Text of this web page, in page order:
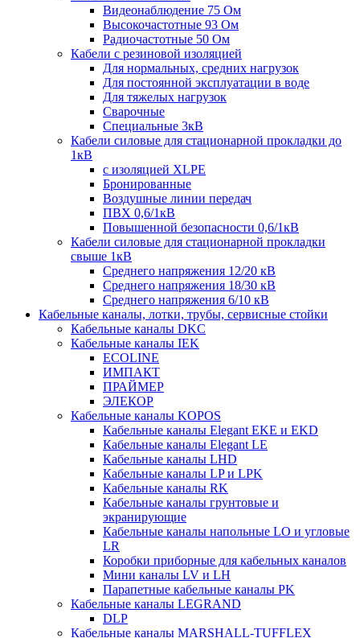
Видеонаблюдение 75 Ом
Высокочастотные 93 Ом
Радиочастотные 50 Ом
Кабели с резиновой изоляцией
Для нормальных, средних нагрузок
Для постоянной эксплуатации в воде
Для тяжелых нагрузок
Сварочные
Специальные 3кВ
Кабели силовые для стационарной прокладки до
1кВ
c изоляцией XLPE
Бронированные
Воздушные линии передач
ПВХ 0,6/1кВ
Повышенной безопасности 0,6/1кВ
Кабели силовые для стационарной прокладки
свыше 1кВ
Среднего напряжения 12/20 кВ
Среднего напряжения 18/30 кВ
Среднего напряжения 6/10 кВ
Кабельные каналы, лотки, трубы, сервисные стойки
Кабельные каналы DKC
Кабельные каналы IEK
ECOLINE
ИМПАКТ
ПРАЙМЕР
ЭЛЕКОР
Кабельные каналы KOPOS
Кабельные каналы Elegant EKE и EKD
Кабельные каналы Elegant LE
Кабельные каналы LHD
Кабельные каналы LP и LPK
Кабельные каналы RK
Кабельные каналы грунтовые и
экранирующие
Кабельные каналы напольные LO и угловые
LR
Коробки приборные для кабельных каналов
Мини каналы LV и LH
Парапетные кабельные каналы PK
Кабельные каналы LEGRAND
DLP
Кабельные каналы MARSHALL-TUFFLEX